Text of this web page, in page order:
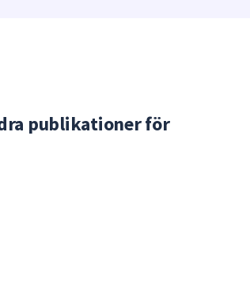
publikationer för